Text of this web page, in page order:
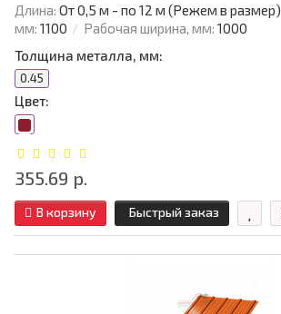
Длина: От 0,5 м - по 12 м (Режем в размер)
мм: 1100 Рабочая ширина, мм: 1000
Толщина металла, мм:
0.45
Цвет:
355.69 р.
В корзину Быстрый заказ